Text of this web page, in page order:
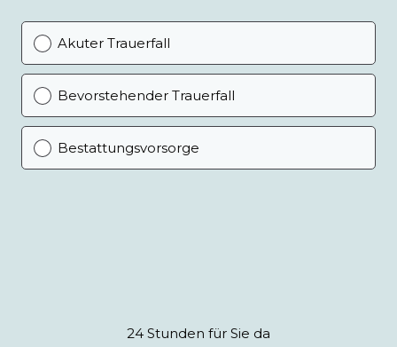
Akuter Trauerfall
Bevorstehender Trauerfall
Bestattungsvorsorge
24 Stunden für Sie da